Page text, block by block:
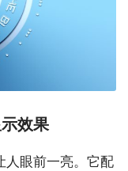
效果
眼前一亮。它配